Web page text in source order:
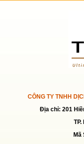
CÔNG TY TNHH
Địa chỉ: 201
TP.
Mã